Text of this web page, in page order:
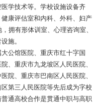
学技术等。学校设施设备齐
康评估室和内科、外科、妇产
拥有形体训室、心理咨询室、
施。
公馆医院、重庆市红十字国
、重庆市九龙坡区人民医院、
院、重庆市巴南区人民医院、
第三人民医院等先后成为字校
通高校合作是贯通中职与高职